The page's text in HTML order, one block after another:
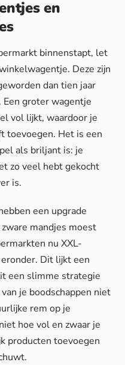
en
binnenstapt, let
Deze zijn
dan tien jaar
groter wagentje
vol lijkt, waardoor je
toevoegen. Het is een
als briljant is: je
zo veel hebt gekocht
is.
een upgrade
mandjes moest
nu XXL-
Dit lijkt een
een slimme strategie
je boodschappen niet
rem op je
hoe vol en zwaar je
producten toevoegen